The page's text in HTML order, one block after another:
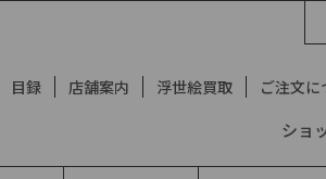
目録 店舗案内 浮世絵買取 ご注文に
ショ